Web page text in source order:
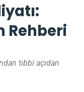
Rehberi
tıbbi açıdan